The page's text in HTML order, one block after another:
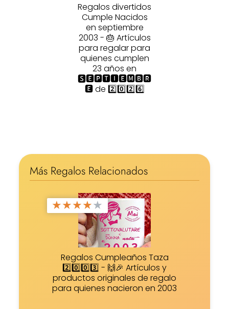
Regalos divertidos
Cumple Nacidos
en septiembre
2003 - 🎂 Artículos
para regalar para
quienes cumplen
23 años en
🆂🅴🅿🆃🅸🅴🅼🅱🆁
🅴 de 2️⃣0️⃣2️⃣6️⃣
Más Regalos Relacionados
★★★★★
Regalos Cumpleaños Taza
2️⃣0️⃣0️⃣3️⃣ - 🙌🎉 Artículos y
productos originales de regalo
para quienes nacieron en 2003